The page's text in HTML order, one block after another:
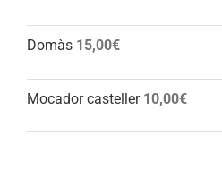
Domàs 15,00€
Mocador casteller 10,00€